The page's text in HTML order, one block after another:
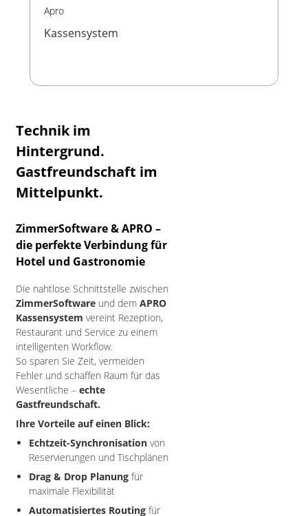
Apro
Kassensystem
Technik im
Hintergrund.
Gastfreundschaft im
Mittelpunkt.
ZimmerSoftware & APRO –
die perfekte Verbindung für
Hotel und Gastronomie
Die nahtlose Schnittstelle zwischen
ZimmerSoftware und dem APRO
Kassensystem vereint Rezeption,
Restaurant und Service zu einem
intelligenten Workflow.
So sparen Sie Zeit, vermeiden
Fehler und schaffen Raum für das
Wesentliche – echte
Gastfreundschaft.
Ihre Vorteile auf einen Blick:
Echtzeit-Synchronisation von
Reservierungen und Tischplänen
Drag & Drop Planung für
maximale Flexibilität
Automatisiertes Routing für